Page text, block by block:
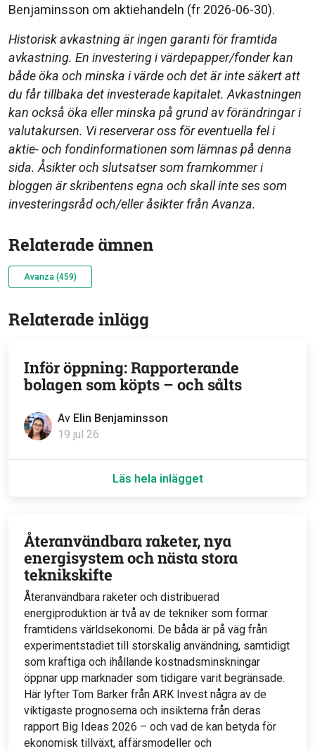
Benjaminsson om aktiehandeln (fr 2026-06-30).
Historisk avkastning är ingen garanti för framtida
avkastning. En investering i värdepapper/fonder kan
både öka och minska i värde och det är inte säkert att
du får tillbaka det investerade kapitalet. Avkastningen
kan också öka eller minska på grund av förändringar i
valutakursen. Vi reserverar oss för eventuella fel i
aktie- och fondinformationen som lämnas på denna
sida. Åsikter och slutsatser som framkommer i
bloggen är skribentens egna och skall inte ses som
investeringsråd och/eller åsikter från Avanza.
Relaterade ämnen
Avanza (459)
Relaterade inlägg
Av Elin Benjaminsson
19 jul 26
Inför öppning: Rapporterande
bolagen som köpts – och sålts
Läs hela inlägget
Återanvändbara raketer, nya
energisystem och nästa stora
teknikskifte
Återanvändbara raketer och distribuerad
energiproduktion är två av de tekniker som formar
framtidens världsekonomi. De båda är på väg från
experimentstadiet till storskalig användning, samtidigt
som kraftiga och ihållande kostnadsminskningar
öppnar upp marknader som tidigare varit begränsade.
Här lyfter Tom Barker från ARK Invest några av de
viktigaste prognoserna och insikterna från deras
rapport Big Ideas 2026 – och vad de kan betyda för
ekonomisk tillväxt, affärsmodeller och